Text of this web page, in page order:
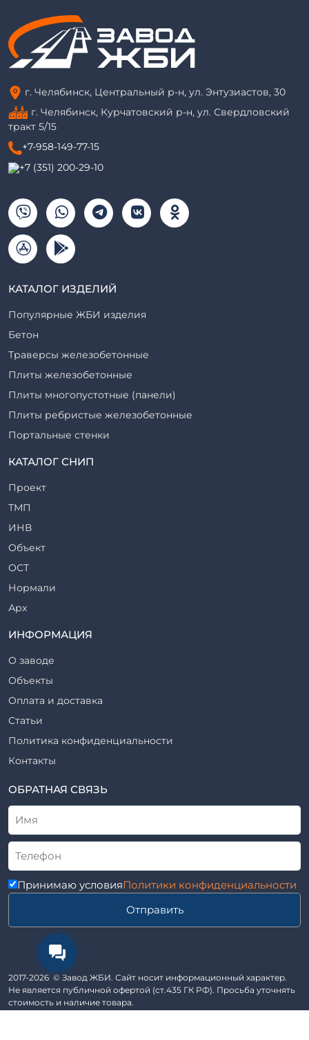
г. Челябинск, Центральный р-н, ул. Энтузиастов, 30
г. Челябинск, Курчатовский р-н, ул. Свердловский
тракт 5/15
+7-958-149-77-15
+7 (351) 200-29-10
КАТАЛОГ ИЗДЕЛИЙ
Популярные ЖБИ изделия
Бетон
Траверсы железобетонные
Плиты железобетонные
Плиты многопустотные (панели)
Плиты ребристые железобетонные
Портальные стенки
Прогоны железобетонные
Ригели железобетонные
Сваи железобетонные
Стеновые блоки
Стойки железобетонные
Столбы железобетонные
Закладные детали
Трубы железобетонные
Утяжелители железобетонные
Фермы железобетонные
Фундаментные блоки
Фундаменты железобетонные
Шахты лифтов железобетонные
Шпалы железобетонные
Элементы благоустройства
Трубы асбоцементные
Приставки железобетонные (пасынки) Серия 3.407-57 и
ГОСТ 14295-75
Лестничные марши
Автопавильоны
Анкера железобетонные
Балки железобетонные
Блоки железобетонные
Диафрагмы жесткости железобетонные
Звенья железобетонные
Кабины санитарно-технические
Капители колонн
КАТАЛОГ СНИП
Проект
ТМП
ИНВ
Объект
ОСТ
Нормали
Арх
ТР
Серия
ТП
ТПР
Шифр
Рабочие чертежи
ВСН
ТУ
Альбом
ИНФОРМАЦИЯ
О заводе
Объекты
Оплата и доставка
Статьи
Политика конфиденциальности
Контакты
ОБРАТНАЯ СВЯЗЬ
Принимаю условияПолитики конфиденциальности
Отправить
2017-2026 © Завод ЖБИ. Сайт носит информационный характер.
Не является публичной офертой (ст.435 ГК РФ). Просьба уточнять
стоимость и наличие товара.